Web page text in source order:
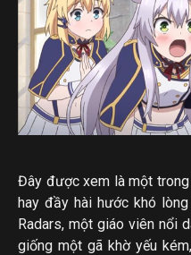
Đây được xem là một
hay đầy hài hước khó
Radars, một giáo viên nổi
giống một gã khờ yếu